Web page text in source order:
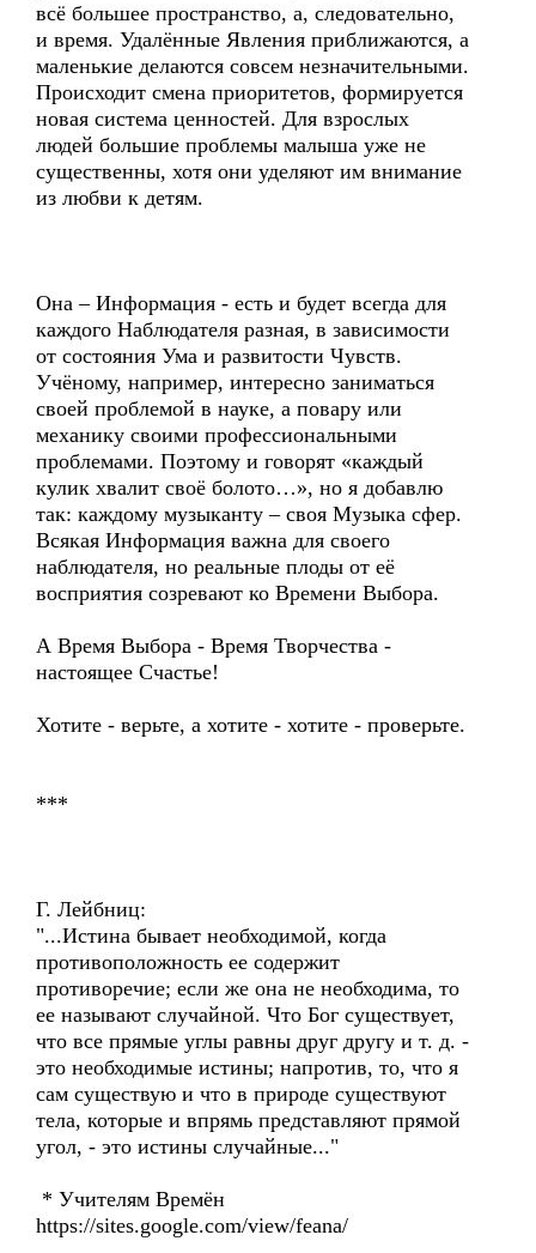
всё большее пространство, а, следовательно,
и время. Удалённые Явления приближаются, а
маленькие делаются совсем незначительными.
Происходит смена приоритетов, формируется
новая система ценностей. Для взрослых
людей большие проблемы малыша уже не
существенны, хотя они уделяют им внимание
из любви к детям.
Она – Информация - есть и будет всегда для
каждого Наблюдателя разная, в зависимости
от состояния Ума и развитости Чувств.
Учёному, например, интересно заниматься
своей проблемой в науке, а повару или
механику своими профессиональными
проблемами. Поэтому и говорят «каждый
кулик хвалит своё болото…», но я добавлю
так: каждому музыканту – своя Музыка сфер.
Всякая Информация важна для своего
наблюдателя, но реальные плоды от её
восприятия созревают ко Времени Выбора.
А Время Выбора - Время Творчества -
настоящее Счастье!
Хотите - верьте, а хотите - хотите - проверьте.
***
Г. Лейбниц:
"...Истина бывает необходимой, когда
противоположность ее содержит
противоречие; если же она не необходима, то
ее называют случайной. Что Бог существует,
что все прямые углы равны друг другу и т. д. -
это необходимые истины; напротив, то, что я
сам существую и что в природе существуют
тела, которые и впрямь представляют прямой
угол, - это истины случайные..."
* Учителям Времён
https://sites.google.com/view/feana/